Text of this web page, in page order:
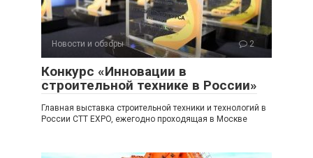
Новости и обзоры 2
Конкурс «Инновации в
строительной технике в России»
Главная выставка строительной техники и технологий в
России CTT EXPO, ежегодно проходящая в Москве